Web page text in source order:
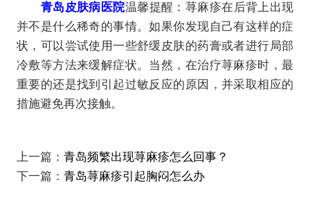
青岛皮肤病医院温馨提醒：荨麻疹在后背上出现
并不是什么稀奇的事情。如果你发现自己有这样的症
状，可以尝试使用一些舒缓皮肤的药膏或者进行局部
冷敷等方法来缓解症状。当然，在治疗荨麻疹时，最
重要的还是找到引起过敏反应的原因，并采取相应的
措施避免再次接触。
上一篇： 青岛频繁出现荨麻疹怎么回事？
下一篇： 青岛荨麻疹引起胸闷怎么办